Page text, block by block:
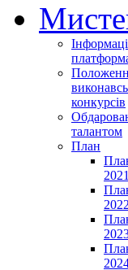
конкурсів
талантом
План